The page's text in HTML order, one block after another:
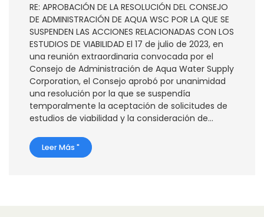
RE: APROBACIÓN DE LA RESOLUCIÓN DEL CONSEJO
DE ADMINISTRACIÓN DE AQUA WSC POR LA QUE SE
SUSPENDEN LAS ACCIONES RELACIONADAS CON LOS
ESTUDIOS DE VIABILIDAD El 17 de julio de 2023, en
una reunión extraordinaria convocada por el
Consejo de Administración de Aqua Water Supply
Corporation, el Consejo aprobó por unanimidad
una resolución por la que se suspendía
temporalmente la aceptación de solicitudes de
estudios de viabilidad y la consideración de...
Leer Más "